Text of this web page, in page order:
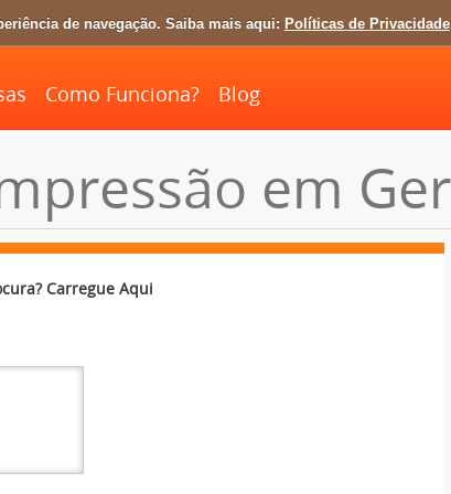
de navegação. Saiba mais aqui: Políticas de Privacidade
Como Funciona? Blog
em
Carregue Aqui